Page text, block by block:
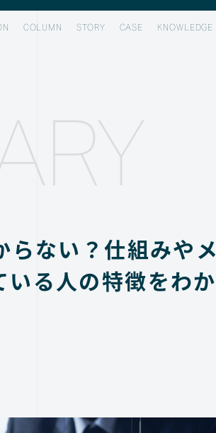
COLUMN STORY CASE KNOWLEDGE
ない？仕組みやメ
いる人の特徴をわか